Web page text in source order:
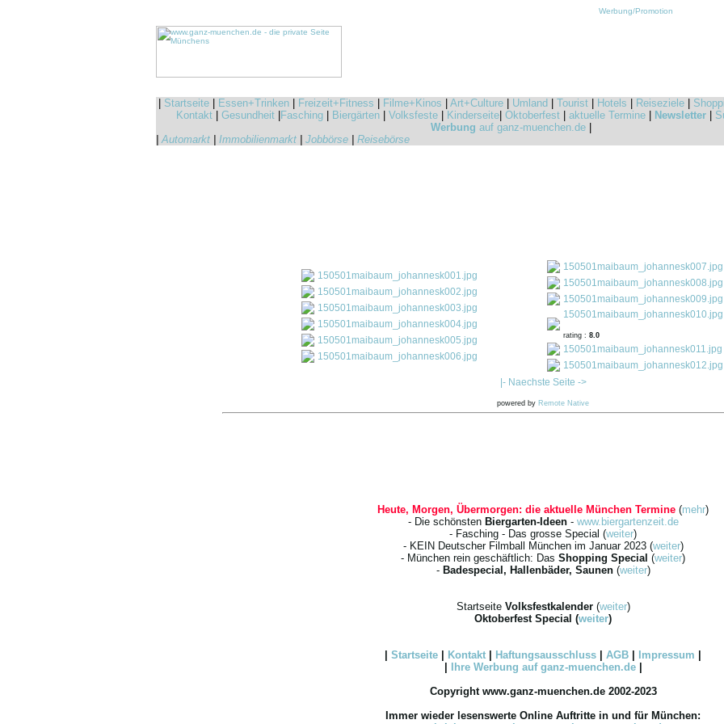
Werbung/Promotion
Startseite Essen+Trinken Freizeit+Fitness Filme+Kinos Art+Culture Umland Tourist Hotels Reiseziele
Kontakt
Gesundheit Fasching Biergärten Volksfeste Kinderseite Oktoberfest aktuelle Termine Newsletter
Werbung auf ganz-muenchen.de
|Automarkt Immobilienmarkt Jobbörse Reisebörse
150501maibaum_johannesk001.jpg
150501maibaum_johannesk002.jpg
150501maibaum_johannesk003.jpg
150501maibaum_johannesk004.jpg
150501maibaum_johannesk005.jpg
150501maibaum_johannesk006.jpg
150501maibaum_johannesk007.jpg
150501maibaum_johannesk008.jpg
150501maibaum_johannesk009.jpg
150501maibaum_johannesk010.jpg
rating : 8.0
150501maibaum_johannesk011.jpg
150501maibaum_johannesk012.jpg
|- Naechste Seite ->
powered by Remote Native
Heute, Morgen, Übermorgen: die aktuelle München Termine (mehr)
- Die schönsten Biergarten-Ideen- www.biergartenzeit.de
- Fasching - Das grosse Special (weiter)
- KEIN Deutscher Filmball München im Januar 2023 (weiter)
- München rein geschäftlich: Das Shopping Special (weiter)
- Badespecial, Hallenbäder, Saunen(weiter)
Startseite Volksfestkalender(weiter)
Oktoberfest Special (weiter)
Startseite Kontakt Haftungsausschluss AGB Impressum
IhreWerbung auf ganz-muenchen.de|
Copyright www.ganz-muenchen.de 2002-2023
Immer wieder lesenswerte Online Auftritte in und für München: